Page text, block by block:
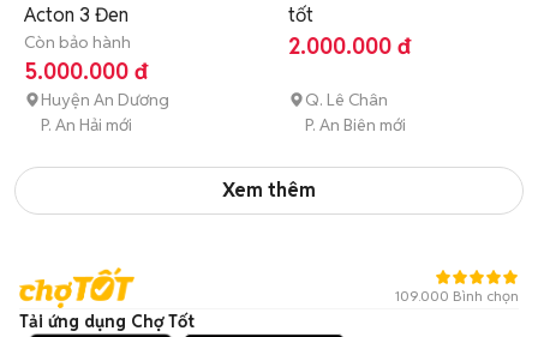
Acton 3 Đen
Còn bảo hành
5.000.000 đ
Huyện An Dương
P. An Hải mới
tốt
2.000.000 đ
Q. Lê Chân
P. An Biên mới
Xem thêm
109.000 Bình chọn
Tải ứng dụng Chợ Tốt